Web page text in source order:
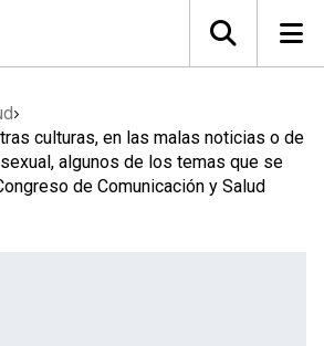
culturas, en las malas noticias o de
algunos de los temas que se
de Comunicación y Salud